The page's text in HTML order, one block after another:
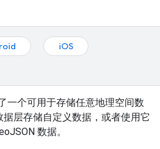
iOS
一个可用于存储任意地理空间数
层存储自定义数据，或者使用它
数据。